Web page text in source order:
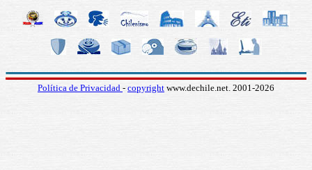
Política de Privacidad - copyright www.dechile.net. 2001-2026